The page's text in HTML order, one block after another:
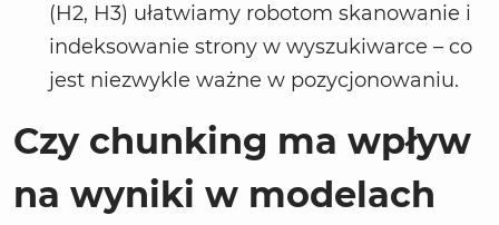
(H2, H3) ułatwiamy robotom skanowanie i
indeksowanie strony w wyszukiwarce – co
jest niezwykle ważne w pozycjonowaniu.
Czy chunking ma wpływ
na wyniki w modelach